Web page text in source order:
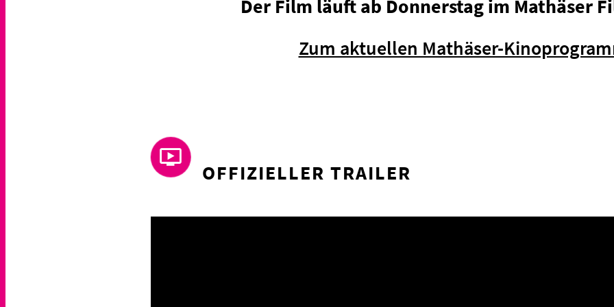
Der Film läuft ab Donnerstag im Mathäser
Zum aktuellen Mathäser-
OFFIZIELLER TRAILER